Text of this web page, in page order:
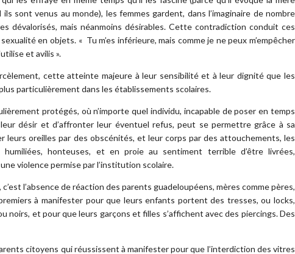
sont venus au monde), les femmes gardent, dans l’imaginaire de nombre
dévalorisés, mais néanmoins désirables. Cette contradiction conduit ces
en objets. « Tu m’es inférieure, mais comme je ne peux m’empêcher
et avilis ».
cette atteinte majeure à leur sensibilité et à leur dignité que les
particulièrement dans les établissements scolaires.
protégés, où n’importe quel individu, incapable de poser en temps
leur désir et d’affronter leur éventuel refus, peut se permettre grâce à sa
leurs oreilles par des obscénités, et leur corps par des attouchements, les
honteuses, et en proie au sentiment terrible d’être livrées,
violence permise par l’institution scolaire.
l’absence de réaction des parents guadeloupéens, mères comme pères,
à manifester pour que leurs enfants portent des tresses, ou locks,
noirs, et pour que leurs garçons et filles s’affichent avec des piercings. Des
citoyens qui réussissent à manifester pour que l’interdiction des vitres